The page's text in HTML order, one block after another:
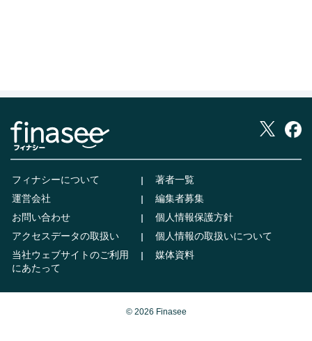
フィナシーについて
著者一覧
運営会社
編集者募集
お問い合わせ
個人情報保護方針
アクセスデータの取扱い
個人情報の取扱いについて
当社ウェブサイトのご利用
にあたって
媒体資料
© 2026 Finasee